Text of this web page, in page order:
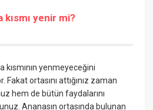
kısmı yenir mi?
kısmının yenmeyeceğini
Fakat ortasını attığınız zaman
hem de bütün faydalarını
Ananasın ortasında bulunan